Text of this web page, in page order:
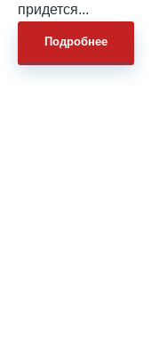
придется...
Подробнее